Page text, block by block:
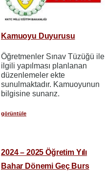
Kamuoyu Duyurusu
Öğretmenler Sınav Tüzüğü ile
ilgili yapılması planlanan
düzenlemeler ekte
sunulmaktadır. Kamuoyunun
bilgisine sunarız.
görüntüle
2024 – 2025 Öğretim Yılı
Bahar Dönemi Geç Burs